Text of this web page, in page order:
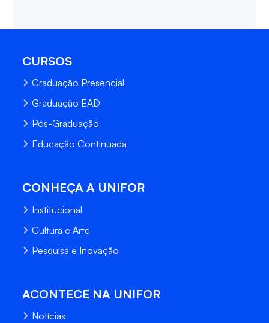
CURSOS
Graduação Presencial
Graduação EAD
Pós-Graduação
Educação Continuada
CONHEÇA A UNIFOR
Institucional
Cultura e Arte
Pesquisa e Inovação
ACONTECE NA UNIFOR
Notícias